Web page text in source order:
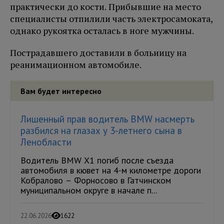
практически до кости. Прибывшие на место
специалисты отпилили часть электросамоката,
однако рукоятка осталась в ноге мужчины.
Пострадавшего доставили в больницу на
реанимационном автомобиле.
Вам будет интересно
Лишенный прав водитель BMW насмерть
разбился на глазах у 3-летнего сына в
Ленобласти
Водитель BMW X1 погиб после съезда
автомобиля в кювет на 4-м километре дороги
Кобралово – Форносово в Гатчинском
муниципальном округе в начале п...
22.06.2026 1622